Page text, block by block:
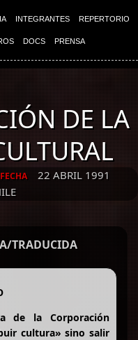
INTEGRANTES REPERTORIO
DOCS PRENSA
DE LA
FECHA 22 ABRIL 1991
TRADUCIDA
de la Corporación
cultura» sino salir